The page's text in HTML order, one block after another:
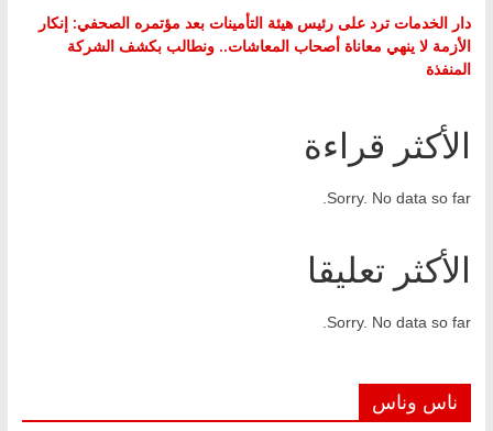
دار الخدمات ترد على رئيس هيئة التأمينات بعد مؤتمره الصحفي: إنكار
الأزمة لا ينهي معاناة أصحاب المعاشات.. ونطالب بكشف الشركة
المنفذة
الأكثر قراءة
Sorry. No data so far.
الأكثر تعليقا
Sorry. No data so far.
ناس وناس